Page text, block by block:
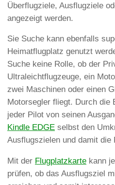
Überflugziele, Ausflugziele
angezeigt werden.
Sie Suche kann ebenfalls
Heimatflugplatz genutzt
Suche keine Rolle, ob der
Ultraleichtflugzeuge, ein
zwei Maschinen oder einen
Motorsegler fliegt. Durch die
jeder Pilot von seinen
Kindle EDGE selbst den
Ausflugszielen und damit die
Mit der Flugplatzkarte kann
prüfen, ob das Ausflugsziel